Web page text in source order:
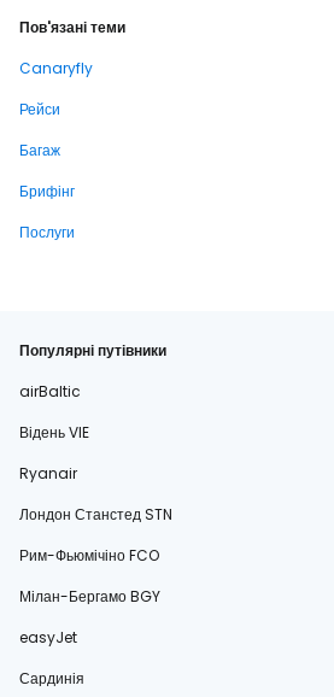
Пов'язані теми
Canaryfly
Рейси
Багаж
Брифінг
Послуги
Популярні путівники
airBaltic
Відень VIE
Ryanair
Лондон Станстед STN
Рим-Фьюмічіно FCO
Мілан-Бергамо BGY
easyJet
Сардинія